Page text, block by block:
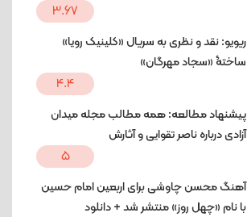
3.67
ریویو: نقد و نظری به سریال «کلینیک رویا»
ساختۀ «سجاد مهرگان»
4.4
پیشنهاد مطالعه: همه مطالب مجله میدان
آزادی درباره ناصر تقوایی و آثارش
5
آهنگ محسن چاوشی برای اربعین امام حسین
با نام «چهل روز» منتشر شد + دانلود